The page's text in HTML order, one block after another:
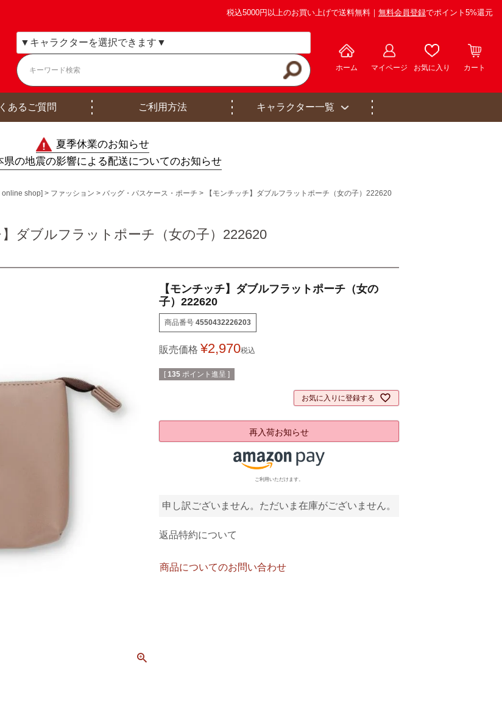
税込5000円以上のお買い上げで送料無料｜ 無料会員登録でポイント5%還元
ホーム マイページ お気に入り カート
あるご質問 ご利用方法 キャラクター一覧
夏季休業のお知らせ
県の地震の影響による配送についてのお知らせ
online shop] ファッション バッグ・パスケース・ポーチ 【モンチッチ】ダブルフラットポーチ（女の子）222620
】ダブルフラットポーチ（女の子）222620
【モンチッチ】ダブルフラットポーチ（女の
子）222620
商品番号 4550432226203
販売価格 ¥2,970税込
[ 135 ポイント進呈 ]
お気に入りに登録する
再入荷お知らせ
ご利用いただけます。
申し訳ございません。ただいま在庫がございません。
返品特約について
商品についてのお問い合わせ